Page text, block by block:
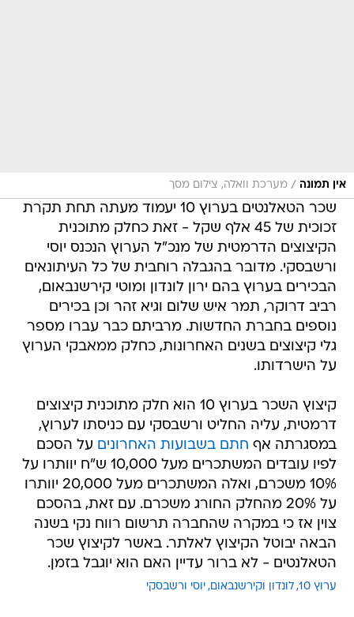
אין תמונה / מערכת וואלה, צילום מסך
שכר הטאלנטים בערוץ 10 יעמוד מעתה תחת תקרת
זכוכית של 45 אלף שקל - זאת כחלק מתוכנית
הקיצוצים הדרמטית של מנכ"ל הערוץ הנכנס יוסי
ורשבסקי. מדובר בהגבלה רוחבית של כל העיתונאים
הבכירים בערוץ בהם ירון לונדון ומוטי קירשנבאום,
רביב דרוקר, תמר איש שלום וגיא זהר וכן בכירים
נוספים בחברת החדשות. מרביתם כבר עברו מספר
גלי קיצוצים בשנים האחרונות, כחלק ממאבקי הערוץ
על הישרדותו.
קיצוץ השכר בערוץ 10 הוא חלק מתוכנית קיצוצים
דרמטית, עליה החליט ורשבסקי עם כניסתו לערוץ,
במסגרתה אף חתם בשבועות האחרונים על הסכם
לפיו עובדים המשתכרים מעל 10,000 ש"ח יוותרו על
10% משכרם, ואלה המשתכרים מעל 20,000 יוותרו
על 20% מהחלק החורג משכרם. עם זאת, בהסכם
צוין אז כי במקרה שהחברה תרשום רווח נקי בשנה
הבאה יבוטל הקיצוץ לאלתר. באשר לקיצוץ שכר
הטאלנטים - לא ברור עדיין האם הוא יוגבל בזמן.
ערוץ 10 לונדון וקירשנבאום יוסי ורשבסקי